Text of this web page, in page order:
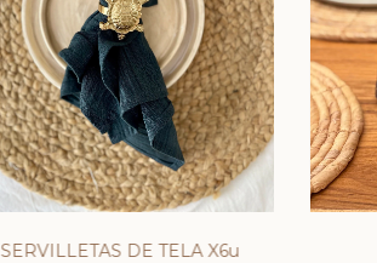
SERVILLETAS DE TELA X6u